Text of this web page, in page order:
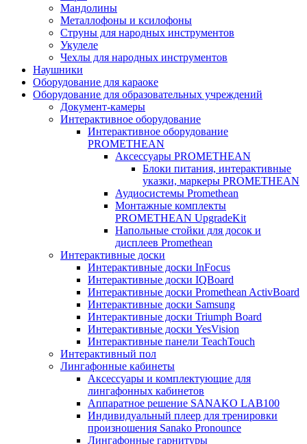
Мандолины
Металлофоны и ксилофоны
Струны для народных инструментов
Укулеле
Чехлы для народных инструментов
Наушники
Оборудование для караоке
Оборудование для образовательных учреждений
Документ-камеры
Интерактивное оборудование
Интерактивное оборудование
PROMETHEAN
Аксессуары PROMETHEAN
Блоки питания, интерактивные
указки, маркеры PROMETHEAN
Аудиосистемы Promethean
Монтажные комплекты
PROMETHEAN UpgradeKit
Напольные стойки для досок и
дисплеев Promethean
Интерактивные доски
Интерактивные доски InFocus
Интерактивные доски IQBoard
Интерактивные доски Promethean ActivBoard
Интерактивные доски Samsung
Интерактивные доски Triumph Board
Интерактивные доски YesVision
Интерактивные панели TeachTouch
Интерактивный пол
Лингафонные кабинеты
Аксессуары и комплектующие для
лингафонных кабинетов
Аппаратное решение SANAKO LAB100
Индивидуальный плеер для тренировки
произношения Sanako Pronounce
Лингафонные гарнитуры